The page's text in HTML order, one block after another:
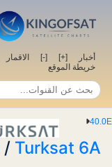
أخبار [+]
[-] الاقمار
خريطة الموقع
40.0E
/ Turksat 6A